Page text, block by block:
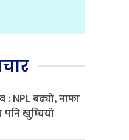
: NPL बढ्यो, नाफा
पनि खुम्चियो